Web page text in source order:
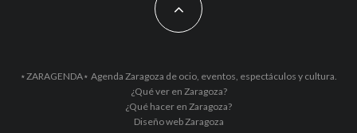
⋆ZARAGENDA⋆ Agenda Zaragoza de ocio, eventos, espectáculos y cultura.
¿Qué ver en Zaragoza?
¿Qué hacer en Zaragoza?
Diseño web Zaragoza